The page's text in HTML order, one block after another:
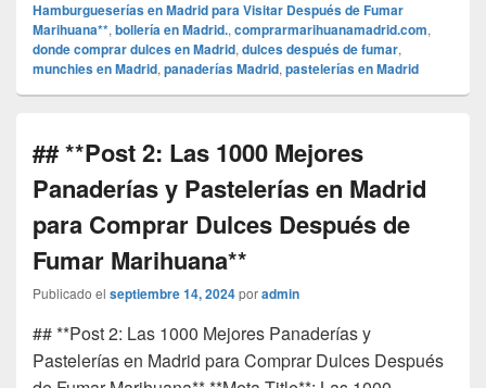
Hamburgueserías en Madrid para Visitar Después de Fumar
Marihuana**, bollería en Madrid., comprarmarihuanamadrid.com,
donde comprar dulces en Madrid, dulces después de fumar,
munchies en Madrid, panaderías Madrid, pastelerías en Madrid
## **Post 2: Las 1000 Mejores
Panaderías y Pastelerías en Madrid
para Comprar Dulces Después de
Fumar Marihuana**
Publicado el septiembre 14, 2024poradmin
## **Post 2: Las 1000 Mejores Panaderías y
Pastelerías en Madrid para Comprar Dulces Después